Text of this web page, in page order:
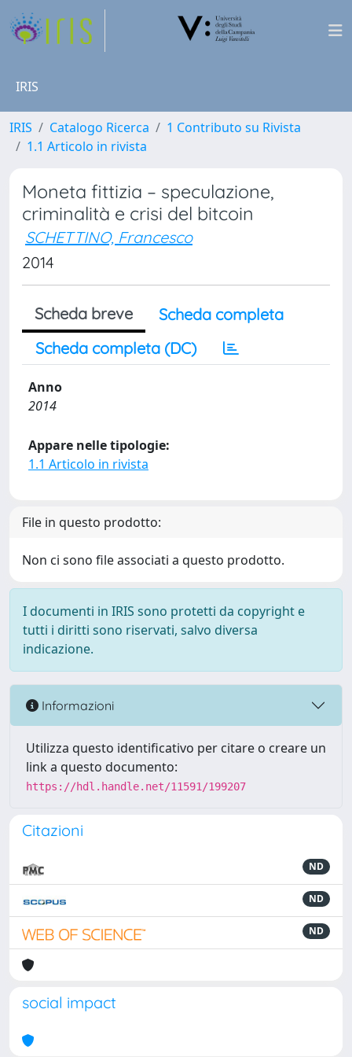
IRIS
IRIS Catalogo Ricerca
1 Contributo su Rivista
1.1 Articolo in rivista
Moneta fittizia – speculazione,
criminalità e crisi del bitcoin
SCHETTINO, Francesco
2014
Scheda breve
Scheda completa
Scheda completa (DC)
Anno
2014
Appare nelle tipologie:
1.1 Articolo in rivista
File in questo prodotto:
Non ci sono file associati a questo prodotto.
I documenti in IRIS sono protetti da copyright e
tutti i diritti sono riservati, salvo diversa
indicazione.
Informazioni
Utilizza questo identificativo per citare o creare un
link a questo documento:
https://hdl.handle.net/11591/199207
Citazioni
ND
ND
ND
social impact